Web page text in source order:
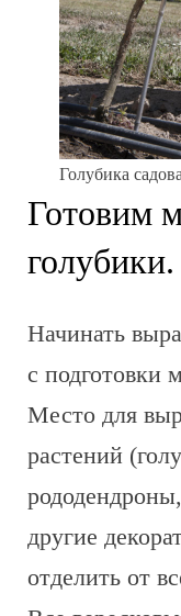
Голубика
Готовим
голубики.
Начинать
с подготовки
Место для
растений
другие
отделить от